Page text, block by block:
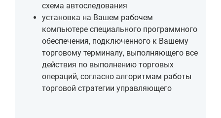
схема автоследования
установка на Вашем рабочем
компьютере специального программного
обеспечения, подключенного к Вашему
торговому терминалу, выполняющего все
действия по выполнению торговых
операций, согласно алгоритмам работы
торговой стратегии управляющего